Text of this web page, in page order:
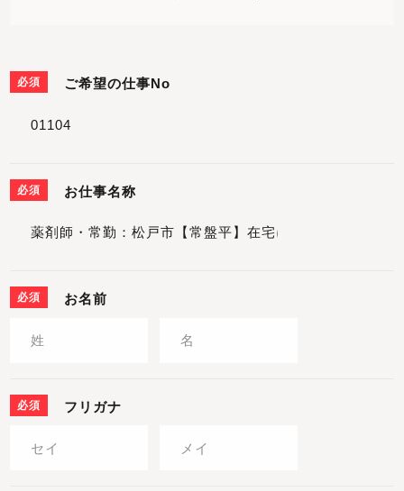
必須 ご希望の仕事No
必須 お仕事名称
必須 お名前
必須 フリガナ